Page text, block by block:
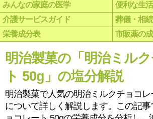
みんなの家庭の医学
便利な生
介護サービスガイド
葬儀・相
栄養成分表
市販薬の
明治製菓の「明治ミル
ト 50g」の塩分解説
明治製菓で人気の明治ミルクチョコ
について詳しく解説します。この記